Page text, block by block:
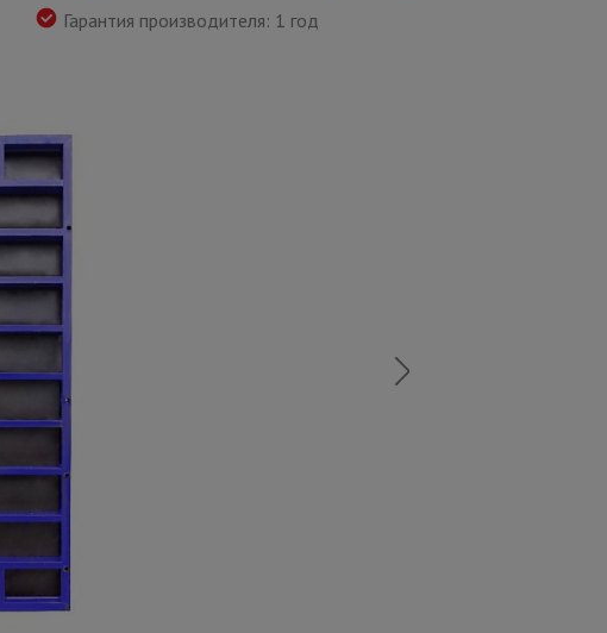
работ
Гарантия производителя: 1 год